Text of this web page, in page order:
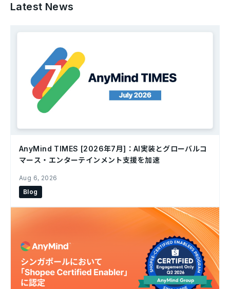
Latest News
AnyMind TIMES [2026年7月]：AI実装とグローバルコ
マース・エンターテインメント支援を加速
Aug 6, 2026
Blog